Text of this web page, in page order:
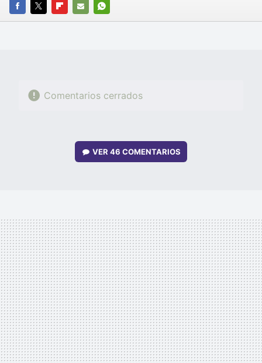
FACEBOOK
TWITTERFLIPBOARD
E-
WHATSAPP
Comentarios cerrados
VER46 COMENTARIOS